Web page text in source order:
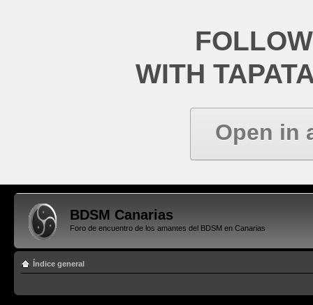
WITH
Open in
BDSM Canarias
Foro de encuentro de los amantes del BDSM en Canarias
Índice general